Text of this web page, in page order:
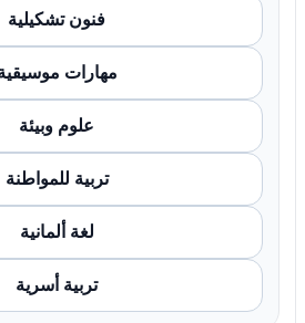
فنون تشكيلية
مهارات موسيقية
علوم وبيئة
تربية للمواطنة
لغة ألمانية
تربية أسرية